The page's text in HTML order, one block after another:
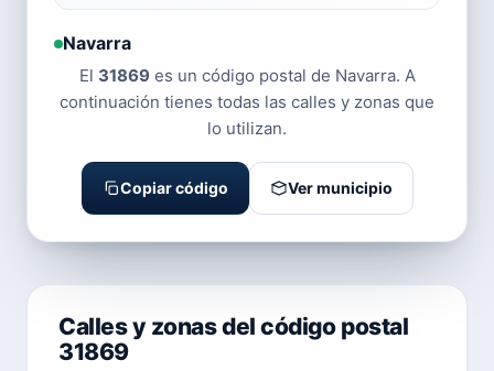
Navarra
El 31869 es un código postal de Navarra. A
continuación tienes todas las calles y zonas que
lo utilizan.
Copiar código Ver municipio
Calles y zonas del código postal
31869